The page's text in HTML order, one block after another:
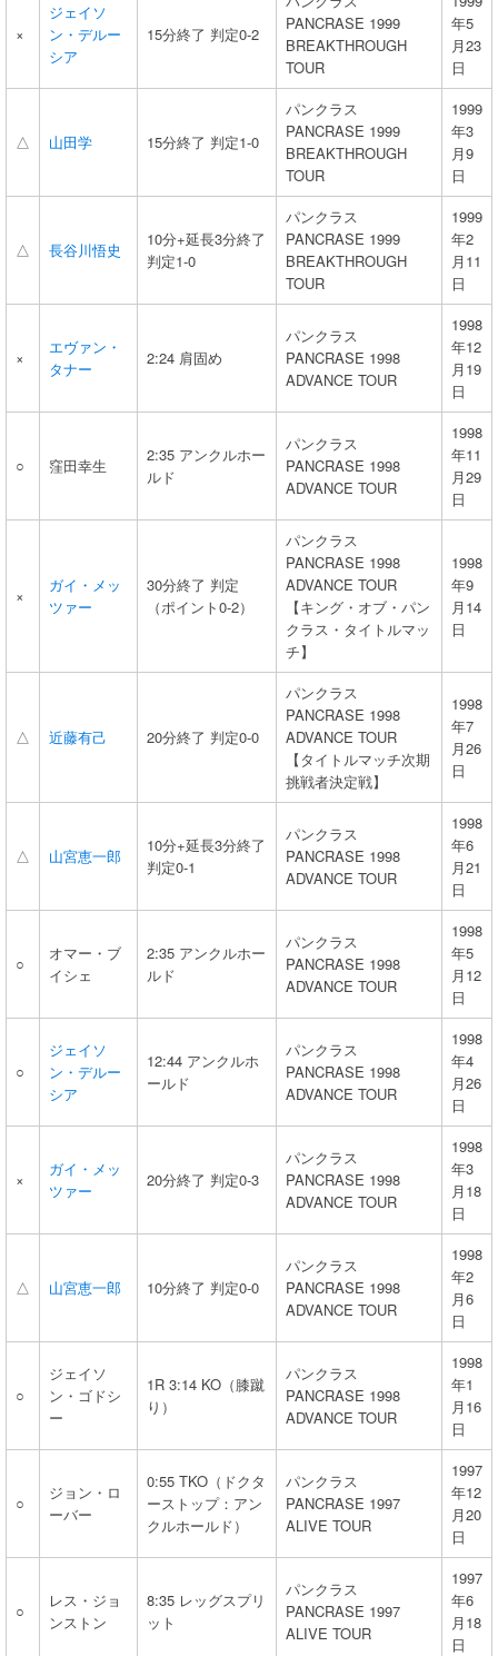
×
ジェイソ
ン・デルー
シア
15分終了 判定0-2
PANCRASE 1999
BREAKTHROUGH
TOUR
年5
月23
日
△ 山田学 15分終了 判定1-0
パンクラス
PANCRASE 1999
BREAKTHROUGH
TOUR
1999
年3
月9
日
△ 長谷川悟史
10分+延長3分終了
判定1-0
パンクラス
PANCRASE 1999
BREAKTHROUGH
TOUR
1999
年2
月11
日
×
エヴァン・
タナー
2:24 肩固め
パンクラス
PANCRASE 1998
ADVANCE TOUR
1998
年12
月19
日
○ 窪田幸生
2:35 アンクルホー
ルド
パンクラス
PANCRASE 1998
ADVANCE TOUR
1998
年11
月29
日
×
ガイ・メッ
ツァー
30分終了 判定
（ポイント0-2）
パンクラス
PANCRASE 1998
ADVANCE TOUR
【キング・オブ・パン
クラス・タイトルマッ
チ】
1998
年9
月14
日
△ 近藤有己 20分終了 判定0-0
パンクラス
PANCRASE 1998
ADVANCE TOUR
【タイトルマッチ次期
挑戦者決定戦】
1998
年7
月26
日
△ 山宮恵一郎
10分+延長3分終了
判定0-1
パンクラス
PANCRASE 1998
ADVANCE TOUR
1998
年6
月21
日
○
オマー・ブ
イシェ
2:35 アンクルホー
ルド
パンクラス
PANCRASE 1998
ADVANCE TOUR
1998
年5
月12
日
○
ジェイソ
ン・デルー
シア
12:44 アンクルホ
ールド
パンクラス
PANCRASE 1998
ADVANCE TOUR
1998
年4
月26
日
×
ガイ・メッ
ツァー
20分終了 判定0-3
パンクラス
PANCRASE 1998
ADVANCE TOUR
1998
年3
月18
日
△ 山宮恵一郎 10分終了 判定0-0
パンクラス
PANCRASE 1998
ADVANCE TOUR
1998
年2
月6
日
○
ジェイソ
ン・ゴドシ
ー
1R 3:14 KO（膝蹴
り）
パンクラス
PANCRASE 1998
ADVANCE TOUR
1998
年1
月16
日
○
ジョン・ロ
ーバー
0:55 TKO（ドクタ
ーストップ：アン
クルホールド）
パンクラス
PANCRASE 1997
ALIVE TOUR
1997
年12
月20
日
○
レス・ジョ
ンストン
8:35 レッグスプリ
ット
パンクラス
PANCRASE 1997
ALIVE TOUR
1997
年6
月18
日